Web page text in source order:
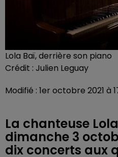
Lola Baï, derrière son piano
Crédit : Julien Leguay
Modifié : 1er octobre 2021 à
La chanteuse
dimanche 3
dix concerts aux